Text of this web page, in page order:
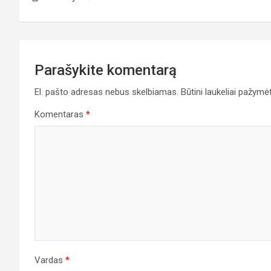
tarp
Parašykite komentarą
El. pašto adresas nebus skelbiamas. Būtini laukeliai
Komentaras *
Vardas *